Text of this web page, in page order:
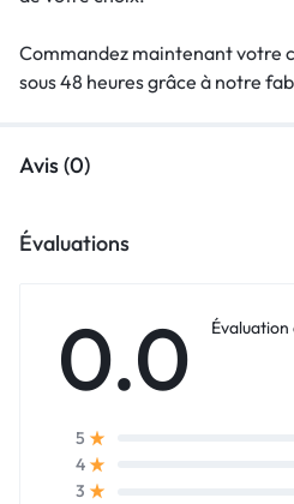
Commandez maintenant votre
sous 48 heures grâce à notre
Avis (0)
Évaluations
0.0
5
4
3